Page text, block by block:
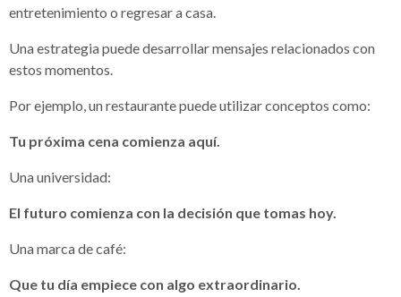
entretenimiento o regresar a casa.
Una estrategia puede desarrollar mensajes relacionados con
estos momentos.
Por ejemplo, un restaurante puede utilizar conceptos como:
Tu próxima cena comienza aquí.
Una universidad:
El futuro comienza con la decisión que tomas hoy.
Una marca de café:
Que tu día empiece con algo extraordinario.